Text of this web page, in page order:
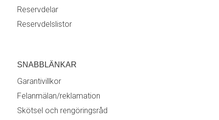
Reservdelar
Reservdelslistor
SNABBLÄNKAR
Garantivillkor
Felanmälan/reklamation
Skötsel och rengöringsråd